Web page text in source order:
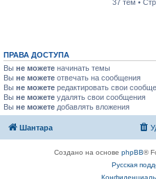
37 тем •
ПРАВА ДОСТУПА
Вы не можете начинать темы
Вы не можете отвечать на сообщения
Вы не можете редактировать свои
Вы не можете удалять свои сообщения
Вы не можете добавлять вложения
Шантара
Создано на основе phpBB®
Русская